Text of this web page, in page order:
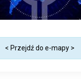
< Przejdź do e-mapy >